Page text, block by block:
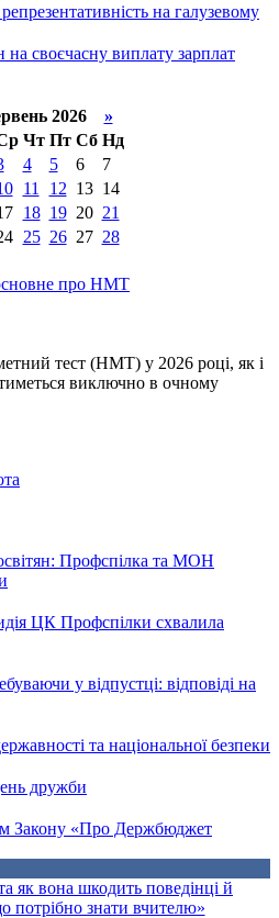
на галузевому
своєчасну виплату зарплат
2026 »
Чт Пт Сб Нд
4 5 6
7
11 12 13 14
18 19 20 21
25 26 27 28
про НМТ
тест (НМТ) у 2026 році, як і
виключно в очному
Профспілка та МОН
ЦК Профспілки схвалила
у відпустці: відповіді на
та національної безпеки
дружби
Закону «Про Держбюджет
як вона шкодить поведінці й
потрібно знати вчителю»